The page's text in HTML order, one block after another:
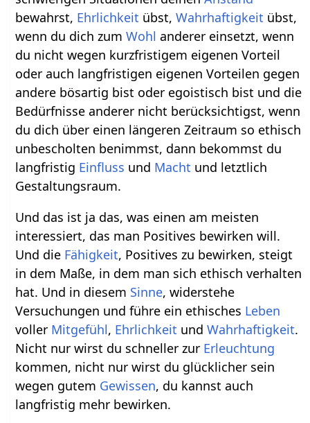
bewahrst, Ehrlichkeit übst,Wahrhaftigkeit übst,
wenn du dich zumWohl anderer einsetzt, wenn
du nicht wegen kurzfristigem eigenen Vorteil
oder auch langfristigen eigenen Vorteilen gegen
andere bösartig bist oder egoistisch bist und die
Bedürfnisse anderer nicht berücksichtigst, wenn
du dich über einen längeren Zeitraum so ethisch
unbescholten benimmst, dann bekommst du
langfristig Einfluss und Macht und letztlich
Gestaltungsraum.
Und das ist ja das, was einen am meisten
interessiert, das man Positives bewirken will.
Und die Fähigkeit, Positives zu bewirken, steigt
in dem Maße, in dem man sich ethisch verhalten
hat. Und in diesem Sinne, widerstehe
Versuchungen und führe ein ethisches Leben
voller Mitgefühl, Ehrlichkeit undWahrhaftigkeit.
Nicht nur wirst du schneller zur Erleuchtung
kommen, nicht nur wirst du glücklicher sein
wegen gutem Gewissen, du kannst auch
langfristig mehr bewirken.